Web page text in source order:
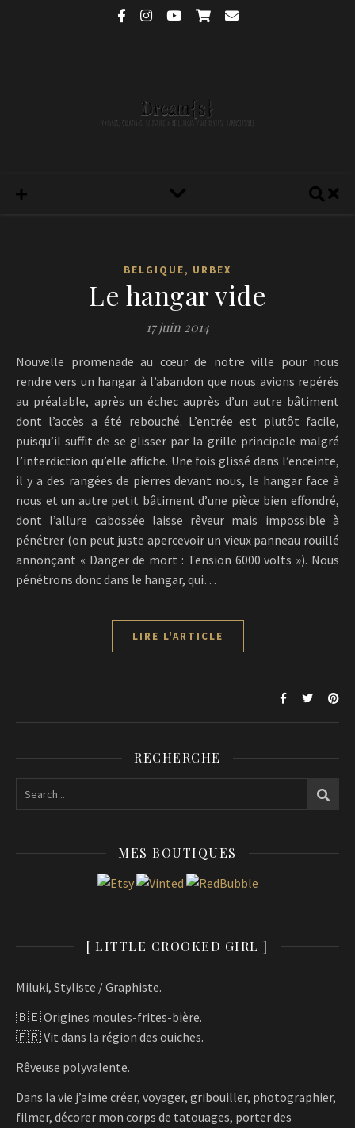
BELGIQUE, URBEX
Le hangar vide
17 juin 2014
Nouvelle promenade au cœur de notre ville pour nous
rendre vers un hangar à l’abandon que nous avions repérés
au préalable, après un échec auprès d’un autre bâtiment
dont l’accès a été rebouché. L’entrée est plutôt facile,
puisqu’il suffit de se glisser par la grille principale malgré
l’interdiction qu’elle affiche. Une fois glissé dans l’enceinte,
il y a des rangées de pierres devant nous, le hangar face à
nous et un autre petit bâtiment d’une pièce bien effondré,
dont l’allure cabossée laisse rêveur mais impossible à
pénétrer (on peut juste apercevoir un vieux panneau rouillé
annonçant « Danger de mort : Tension 6000 volts »). Nous
pénétrons donc dans le hangar, qui…
LIRE L'ARTICLE
RECHERCHE
MES BOUTIQUES
[ LITTLE CROOKED GIRL ]
Miluki, Styliste / Graphiste.
🇧🇪 Origines moules-frites-bière.
🇫🇷 Vit dans la région des ouiches.
Rêveuse polyvalente.
Dans la vie j’aime créer, voyager, gribouiller, photographier,
filmer, décorer mon corps de tatouages, porter des